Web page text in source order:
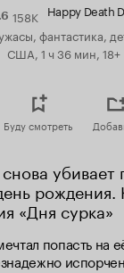
Рейтинг
Кинопоиска
6.6
158K Happy Death
фантастика,
США, 1 ч 36 мин, 18+
Буду смотреть
«Дня сурка»
попасть на